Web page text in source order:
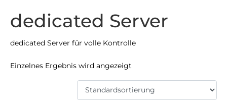
dedicated Server
dedicated Server für volle Kontrolle
Einzelnes Ergebnis wird angezeigt